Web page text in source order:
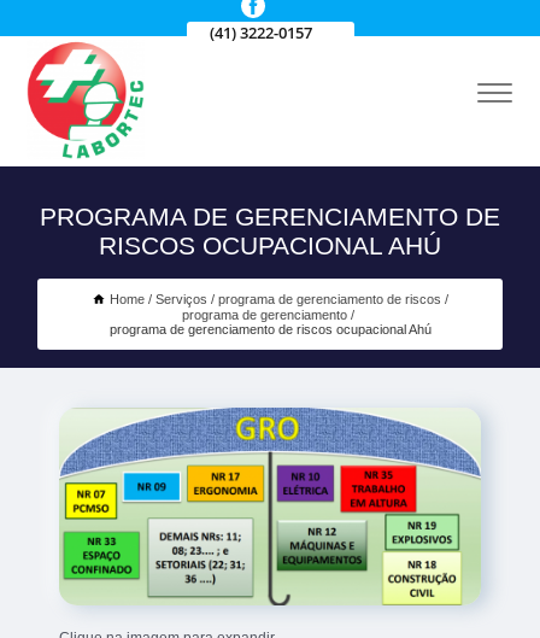
(41) 3222-0157
PROGRAMA DE GERENCIAMENTO DE
RISCOS OCUPACIONAL AHÚ
Home Serviços
programa de gerenciamento de riscos
programa de gerenciamento
programa de gerenciamento de riscos ocupacional Ahú